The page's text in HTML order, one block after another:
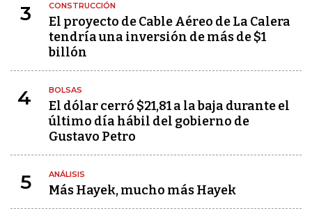
3 CONSTRUCCIÓN
El proyecto de Cable Aéreo de La Calera
tendría una inversión de más de $1
billón
4 BOLSAS
El dólar cerró $21,81 a la baja durante el
último día hábil del gobierno de
Gustavo Petro
5 ANÁLISIS
Más Hayek, mucho más Hayek